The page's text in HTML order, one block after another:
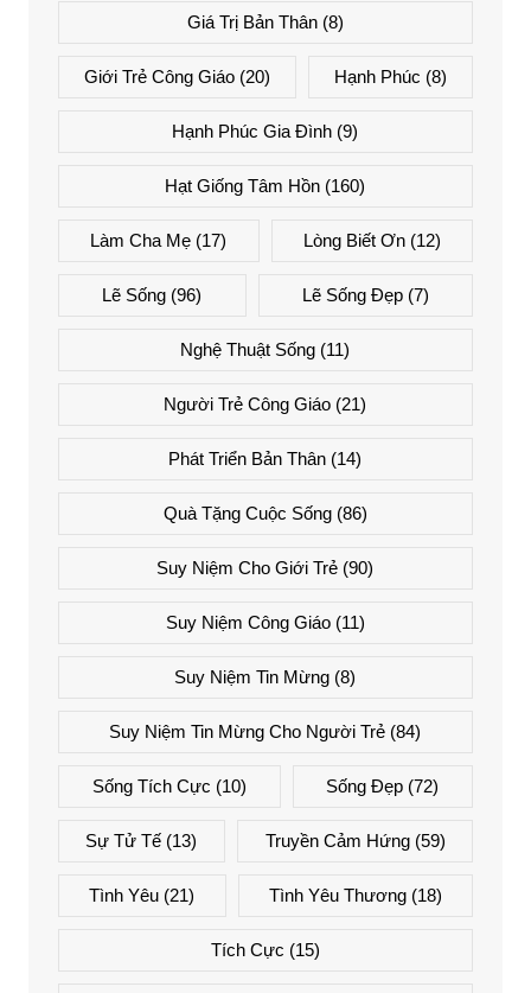
Giá Trị Bản Thân(8)
Giới Trẻ Công Giáo(20) Hạnh Phúc (8)
Hạnh Phúc Gia Đình (9)
Hạt Giống Tâm Hồn (160)
Làm Cha Mẹ (17) Lòng Biết Ơn(12)
Lẽ Sống (96) Lẽ Sống Đẹp(7)
Nghệ Thuật Sống (11)
Người Trẻ Công Giáo (21)
Phát Triển Bản Thân (14)
Quà Tặng Cuộc Sống(86)
Suy Niệm Cho Giới Trẻ (90)
Suy Niệm Công Giáo(11)
Suy Niệm Tin Mừng (8)
Suy Niệm Tin Mừng Cho Người Trẻ (84)
Sống Tích Cực (10) Sống Đẹp (72)
Sự Tử Tế (13) Truyền Cảm Hứng(59)
Tình Yêu (21) Tình Yêu Thương(18)
Tích Cực (15)